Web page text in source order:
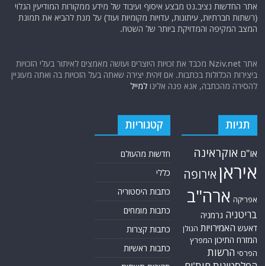
אתר החדשות נציב.נט מבצע איסוף ועיבוד של מידע ממקורות המודיעין הגלוי
(רשתות חברתיות, עיתונות, עדויות מקומיות ועוד) על מנת להביא את תמונת
המצב המקיפה והמדויקת ביותר של השטח.
אתר Nziv.net מכבד את זכויות היוצרים ועושה מאמצים לאיתור בעלי הזכויות
ביצירות הכלולות בכתבות. אם זיהית יצירה שאתה בעל הזכויות בה ואתה מעוניין
להסירה מהכתבה, אנא פנה אלינולמייל
תגיות
או"ם אוקראינה
איראן אירופה
אפריקה ארה"ב
בריטניה גרמניה
דאעש האמירויות הגולן
המזרח התיכון המפרץ
הפרסי הרשות
קטגוריות
חדשות מהעולם
כללי
כתבות היסטוריה
כתבות מומחים
כתבות קצרות
כתבות ראשיות